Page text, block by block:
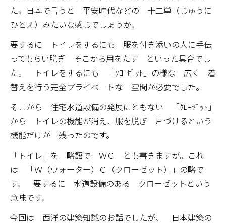
た。日本で言うと 平安時代などの 十二単（じゅうに
ひとえ）みたいな感じでしょうか。
要するに トイレをするにも 服を付き添いの人に手伝
ってもらい脱ぎ そこから用をたす といった具合でし
た。 トイレをするにも 「ｸﾛｰｾﾞｯﾄ」の様な 広く 着
替えを行う完全プライベートな 空間が必要でした。
そこから 住宅水道設備の発展にともない 「ｸﾛｰｾﾞｯﾄ」
から トイレの機能が消え、服を脱ぎ 片づけるという
機能だけが 残ったのです。
「トイレ」を 略語で ＷＣ とも書きますが。これ
は 「Ｗ（ウォーター）Ｃ（クローゼット）」の略で
す。 要するに 水道設備のある クローゼットという
意味です。
今回は 西洋の建築知識のお話でしたが、 日本建築の